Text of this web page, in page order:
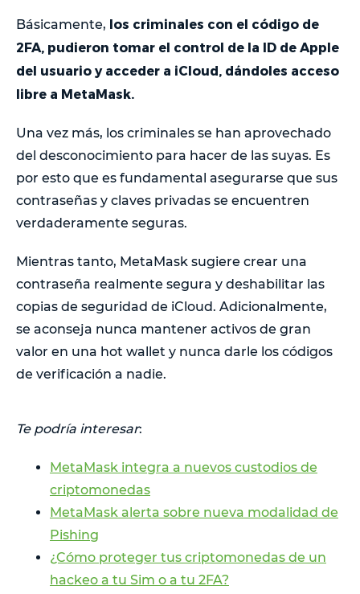
Básicamente, los criminales con el código de
2FA, pudieron tomar el control de la ID de Apple
del usuario y acceder a iCloud, dándoles acceso
libre a MetaMask.
Una vez más, los criminales se han aprovechado
del desconocimiento para hacer de las suyas. Es
por esto que es fundamental asegurarse que sus
contraseñas y claves privadas se encuentren
verdaderamente seguras.
Mientras tanto, MetaMask sugiere crear una
contraseña realmente segura y deshabilitar las
copias de seguridad de iCloud. Adicionalmente,
se aconseja nunca mantener activos de gran
valor en una hot wallet y nunca darle los códigos
de verificación a nadie.
Te podría interesar:
MetaMask integra a nuevos custodios de
criptomonedas
MetaMask alerta sobre nueva modalidad de
Pishing
¿Cómo proteger tus criptomonedas de un
hackeo a tu Sim o a tu 2FA?